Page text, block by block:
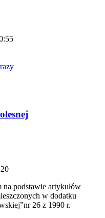
na podstawie artykułów
w dodatku
26 z 1990 r.